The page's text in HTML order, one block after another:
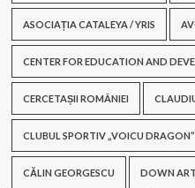
ASOCIAȚIA CATALEYA / YRIS
CENTER FOR EDUCATION AND
CERCETAȘII ROMÂNIEI
CLUBUL SPORTIV „VOICU DRAGON”
CĂLIN GEORGESCU DOWN